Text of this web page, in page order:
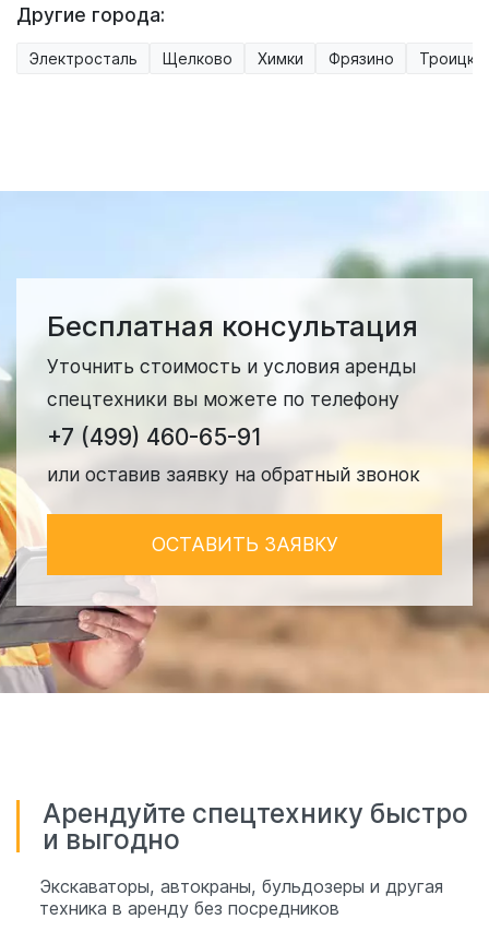
Другие города:
Электросталь Щелково Химки Фрязино Троицк
Бесплатная консультация
Уточнить стоимость и условия аренды
спецтехники вы можете по телефону
+7 (499) 460-65-91
или оставив заявку на обратный звонок
ОСТАВИТЬ ЗАЯВКУ
Арендуйте спецтехнику быстро
и выгодно
Экскаваторы, автокраны, бульдозеры и другая
техника в аренду без посредников